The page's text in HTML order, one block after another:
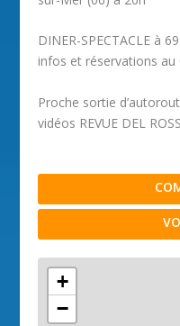
DINER-SPECTACLE à
infos et réservations au
Proche sortie
vidéos REVUE DEL
+
−